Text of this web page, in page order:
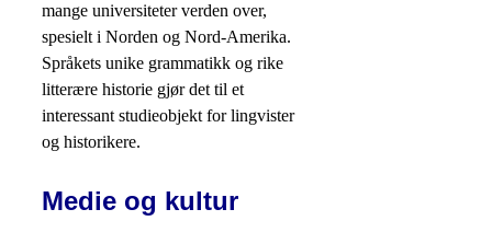
mange universiteter verden over,
spesielt i Norden og Nord-Amerika.
Språkets unike grammatikk og rike
litterære historie gjør det til et
interessant studieobjekt for lingvister
og historikere.
Medie og kultur